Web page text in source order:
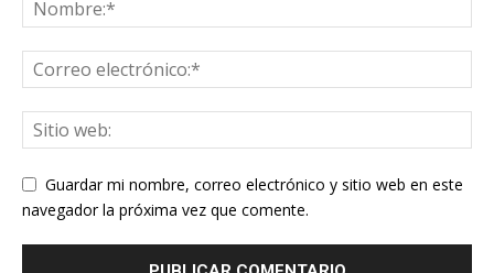
Guardar mi nombre, correo electrónico y sitio web en este
navegador la próxima vez que comente.